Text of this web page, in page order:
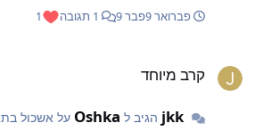
פברואר 9 פבר 9 1
קרב מיוחד
jkk הגיב ל Oshka על אשכול